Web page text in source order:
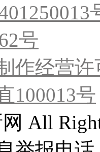
号
作经营
100013号
All